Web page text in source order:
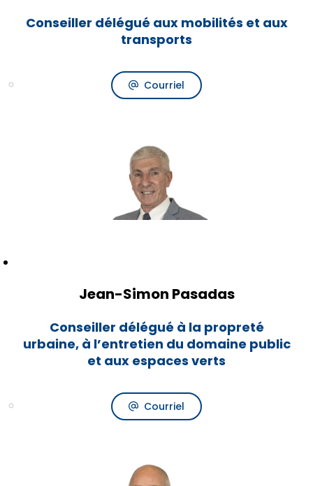
Conseiller délégué aux mobilités et aux
transports
Courriel
Jean-Simon Pasadas
Conseiller délégué à la propreté
urbaine, à l’entretien du domaine public
et aux espaces verts
Courriel